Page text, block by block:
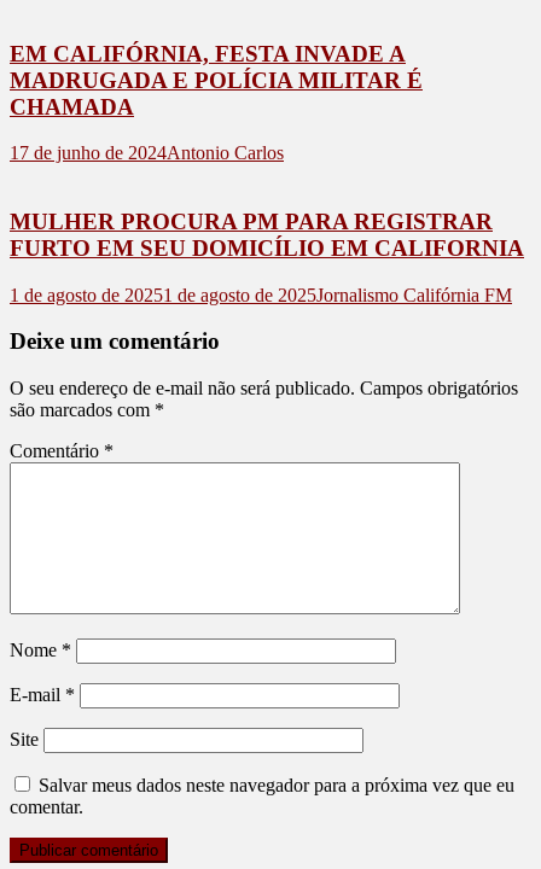
EM CALIFÓRNIA, FESTA INVADE A
MADRUGADA E POLÍCIA MILITAR É
CHAMADA
17 de junho de 2024Antonio Carlos
MULHER PROCURA PM PARA REGISTRAR
FURTO EM SEU DOMICÍLIO EM CALIFORNIA
1 de agosto de 20251 de agosto de 2025Jornalismo Califórnia FM
Deixe um comentário
O seu endereço de e-mail não será publicado. Campos obrigatórios
são marcados com *
Comentário *
Nome *
E-mail *
Site
Salvar meus dados neste navegador para a próxima vez que eu
comentar.